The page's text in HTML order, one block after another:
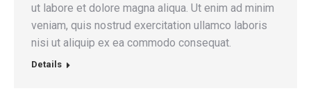
ut labore et dolore magna aliqua. Ut enim ad minim
veniam, quis nostrud exercitation ullamco laboris
nisi ut aliquip ex ea commodo consequat.
Details